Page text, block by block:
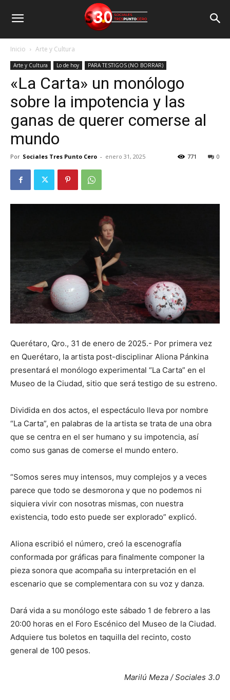
Inicio Arte y Cultura
Arte y Cultura Lo de hoy PARA TESTIGOS (NO BORRAR)
«La Carta» un monólogo
sobre la impotencia y las
ganas de querer comerse al
mundo
Por Sociales Tres Punto Cero - enero 31, 2025 0
771
Querétaro, Qro., 31 de enero de 2025.- Por primera vez
en Querétaro, la artista post-disciplinar Aliona Pánkina
presentará el monólogo experimental “La Carta” en el
Museo de la Ciudad, sitio que será testigo de su estreno.
Dividida en dos actos, el espectáculo lleva por nombre
“La Carta”, en palabras de la artista se trata de una obra
que se centra en el ser humano y su impotencia, así
como sus ganas de comerse el mundo entero.
“Somos seres muy intensos, muy complejos y a veces
parece que todo se desmorona y que no podemos ni
siquiera vivir con nosotras mismas, con nuestra
existencia, todo esto puede ser explorado” explicó.
Aliona escribió el número, creó la escenografía
conformada por gráficas para finalmente componer la
pieza sonora que acompaña su interpretación en el
escenario que se complementara con su voz y danza.
Dará vida a su monólogo este sábado 1 de febrero a las
20:00 horas en el Foro Escénico del Museo de la Ciudad.
Adquiere tus boletos en taquilla del recinto, costo
general de 100 pesos.
Marilú Meza / Sociales 3.0